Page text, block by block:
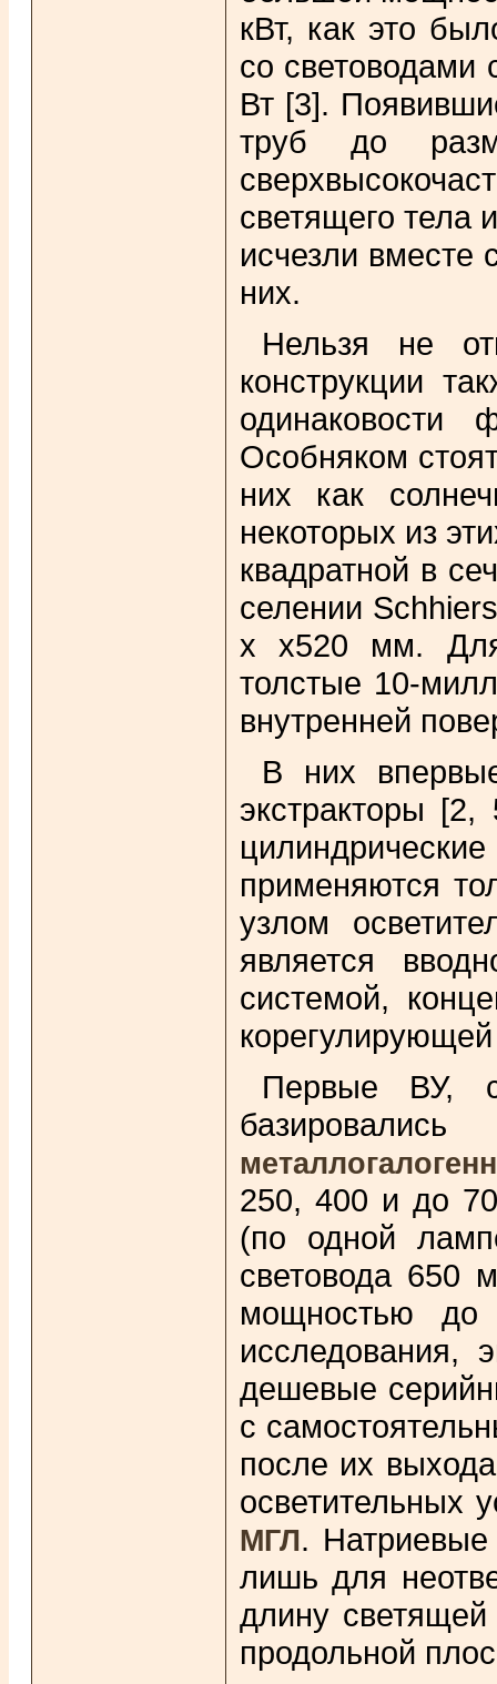
кВт, как это
со
Вт [3].
труб до
светящего тела
исчезли вместе
них.
Нельзя не
конструкции
Особняком
них как
некоторых из
квадратной в
селении
х х520 мм. Для
толстые 10-
внутренней
В них
экстракторы
применяются
узлом
является
системой,
Первые ВУ,
250, 400 и до
(по одной
световода 650
мощностью
исследования,
дешевые
с
после их
осветительных
МГЛ.
лишь для
длину светящей
продольной